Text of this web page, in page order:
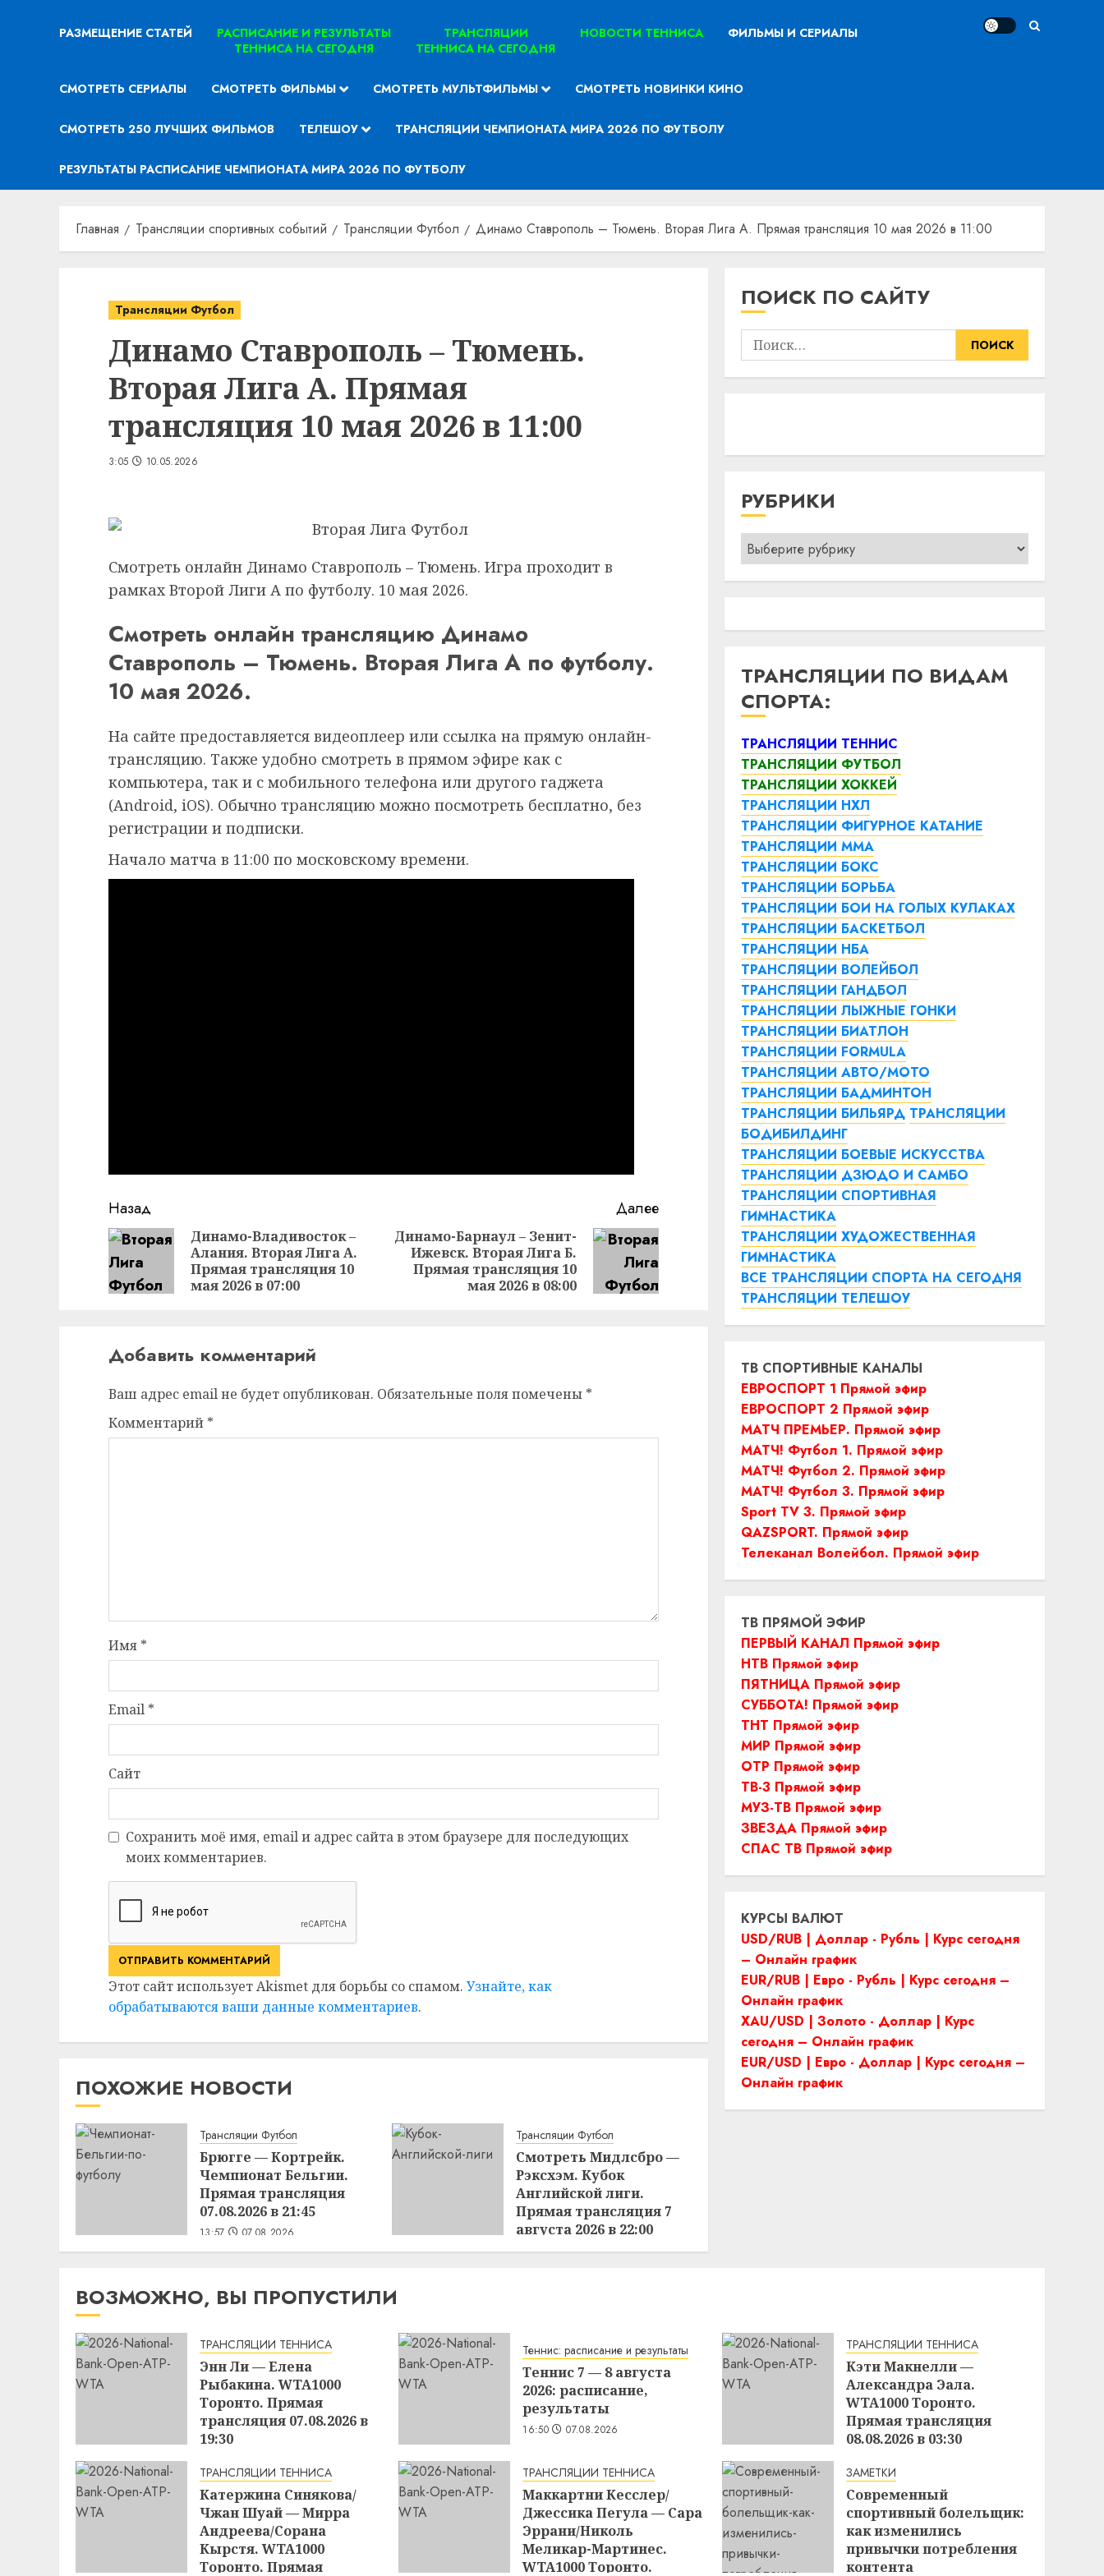
РАЗМЕЩЕНИЕ СТАТЕЙ
РАСПИСАНИЕ И РЕЗУЛЬТАТЫ
ТЕННИСА НА СЕГОДНЯ
ТРАНСЛЯЦИИ
ТЕННИСА НА СЕГОДНЯ
НОВОСТИ ТЕННИСА ФИЛЬМЫ И СЕРИАЛЫ
СМОТРЕТЬ СЕРИАЛЫ СМОТРЕТЬ ФИЛЬМЫ СМОТРЕТЬ МУЛЬТФИЛЬМЫ СМОТРЕТЬ НОВИНКИ КИНО
СМОТРЕТЬ 250 ЛУЧШИХ ФИЛЬМОВ ТЕЛЕШОУ ТРАНСЛЯЦИИ ЧЕМПИОНАТА МИРА 2026 ПО ФУТБОЛУ
РЕЗУЛЬТАТЫ РАСПИСАНИЕ ЧЕМПИОНАТА МИРА 2026 ПО ФУТБОЛУ
Главная Трансляции спортивных событий Трансляции Футбол Динамо Ставрополь – Тюмень. Вторая Лига А. Прямая трансляция 10 мая 2026 в 11:00
Трансляции Футбол
Динамо Ставрополь – Тюмень.
Вторая Лига А. Прямая
трансляция 10 мая 2026 в 11:00
3:05 10.05.2026
Смотреть онлайн Динамо Ставрополь – Тюмень. Игра проходит в
рамках Второй Лиги А по футболу. 10 мая 2026.
Смотреть онлайн трансляцию Динамо
Ставрополь – Тюмень. Вторая Лига А по футболу.
10 мая 2026.
На сайте предоставляется видеоплеер или ссылка на прямую онлайн-
трансляцию. Также удобно смотреть в прямом эфире как с
компьютера, так и с мобильного телефона или другого гаджета
(Android, iOS). Обычно трансляцию можно посмотреть бесплатно, без
регистрации и подписки.
Начало матча в 11:00 по московскому времени.
Продолжить
чтение
Назад
Предыдущая
запись:
Динамо-Владивосток –
Алания. Вторая Лига А.
Прямая трансляция 10
мая 2026 в 07:00
Далее
Следующая
запись:
Динамо-Барнаул – Зенит-
Ижевск. Вторая Лига Б.
Прямая трансляция 10
мая 2026 в 08:00
Добавить комментарий
Ваш адрес email не будет опубликован. Обязательные поля помечены *
Комментарий *
Имя *
Email *
Сайт
Сохранить моё имя, email и адрес сайта в этом браузере для последующих
моих комментариев.
Этот сайт использует Akismet для борьбы со спамом. Узнайте, как
обрабатываются ваши данные комментариев.
ПОХОЖИЕ НОВОСТИ
Трансляции Футбол
Брюгге — Кортрейк.
Чемпионат Бельгии.
Прямая трансляция
07.08.2026 в 21:45
13:57 07.08.2026
Трансляции Футбол
Смотреть Мидлсбро —
Рэксхэм. Кубок
Английской лиги.
Прямая трансляция 7
августа 2026 в 22:00
13:54 07.08.2026
ПОИСК ПО САЙТУ
Найти:
РУБРИКИ
Рубрики
ТРАНСЛЯЦИИ ПО ВИДАМ
СПОРТА:
ТРАНСЛЯЦИИ ТЕННИС
ТРАНСЛЯЦИИ ФУТБОЛ
ТРАНСЛЯЦИИ ХОККЕЙ
ТРАНСЛЯЦИИ НХЛ
ТРАНСЛЯЦИИ ФИГУРНОЕ КАТАНИЕ
ТРАНСЛЯЦИИ ММА
ТРАНСЛЯЦИИ БОКС
ТРАНСЛЯЦИИ БОРЬБА
ТРАНСЛЯЦИИ БОИ НА ГОЛЫХ КУЛАКАХ
ТРАНСЛЯЦИИ БАСКЕТБОЛ
ТРАНСЛЯЦИИ НБА
ТРАНСЛЯЦИИ ВОЛЕЙБОЛ
ТРАНСЛЯЦИИ ГАНДБОЛ
ТРАНСЛЯЦИИ ЛЫЖНЫЕ ГОНКИ
ТРАНСЛЯЦИИ БИАТЛОН
ТРАНСЛЯЦИИ FORMULA
ТРАНСЛЯЦИИ АВТО/МОТО
ТРАНСЛЯЦИИ БАДМИНТОН
ТРАНСЛЯЦИИ БИЛЬЯРД ТРАНСЛЯЦИИ
БОДИБИЛДИНГ
ТРАНСЛЯЦИИ БОЕВЫЕ ИСКУССТВА
ТРАНСЛЯЦИИ ДЗЮДО И САМБО
ТРАНСЛЯЦИИ СПОРТИВНАЯ
ГИМНАСТИКА
ТРАНСЛЯЦИИ ХУДОЖЕСТВЕННАЯ
ГИМНАСТИКА
ВСЕ ТРАНСЛЯЦИИ СПОРТА НА СЕГОДНЯ
ТРАНСЛЯЦИИ ТЕЛЕШОУ
ТВ СПОРТИВНЫЕ КАНАЛЫ
ЕВРОСПОРТ 1 Прямой эфир
ЕВРОСПОРТ 2 Прямой эфир
МАТЧ ПРЕМЬЕР. Прямой эфир
МАТЧ! Футбол 1. Прямой эфир
МАТЧ! Футбол 2. Прямой эфир
МАТЧ! Футбол 3. Прямой эфир
Sport TV 3. Прямой эфир
QAZSPORT. Прямой эфир
Телеканал Волейбол. Прямой эфир
ТВ ПРЯМОЙ ЭФИР
ПЕРВЫЙ КАНАЛ Прямой эфир
НТВ Прямой эфир
ПЯТНИЦА Прямой эфир
СУББОТА! Прямой эфир
ТНТ Прямой эфир
МИР Прямой эфир
ОТР Прямой эфир
ТВ-3 Прямой эфир
МУЗ-ТВ Прямой эфир
ЗВЕЗДА Прямой эфир
СПАС ТВ Прямой эфир
КУРСЫ ВАЛЮТ
USD/RUB | Доллар - Рубль | Курс сегодня
– Онлайн график
EUR/RUB | Евро - Рубль | Курс сегодня –
Онлайн график
XAU/USD | Золото - Доллар | Курс
сегодня – Онлайн график
EUR/USD | Евро - Доллар | Курс сегодня –
Онлайн график
ВОЗМОЖНО, ВЫ ПРОПУСТИЛИ
ТРАНСЛЯЦИИ ТЕННИСА
Энн Ли — Елена
Рыбакина. WTA1000
Торонто. Прямая
трансляция 07.08.2026 в
19:30
Теннис: расписание и результаты
Теннис 7 — 8 августа
2026: расписание,
результаты
16:50 07.08.2026
ТРАНСЛЯЦИИ ТЕННИСА
Кэти Макнелли —
Александра Эала.
WTA1000 Торонто.
Прямая трансляция
08.08.2026 в 03:30
ТРАНСЛЯЦИИ ТЕННИСА
Катержина Синякова/
Чжан Шуай — Мирра
Андреева/Сорана
Кырстя. WTA1000
Торонто. Прямая
ТРАНСЛЯЦИИ ТЕННИСА
Маккартни Кесслер/
Джессика Пегула — Сара
Эррани/Николь
Меликар-Мартинес.
WTA1000 Торонто.
ЗАМЕТКИ
Современный
спортивный болельщик:
как изменились
привычки потребления
контента